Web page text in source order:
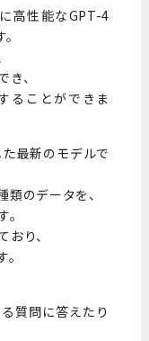
高性能なGPT-4
、
ることができま
最新のモデルで
のデータを、
り、
質問に答えたり